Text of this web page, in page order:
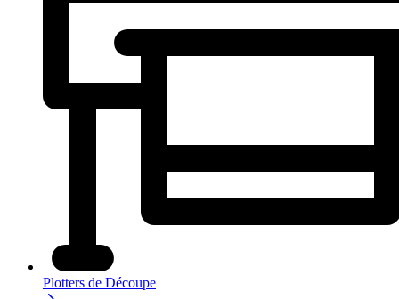
Plotters de Découpe